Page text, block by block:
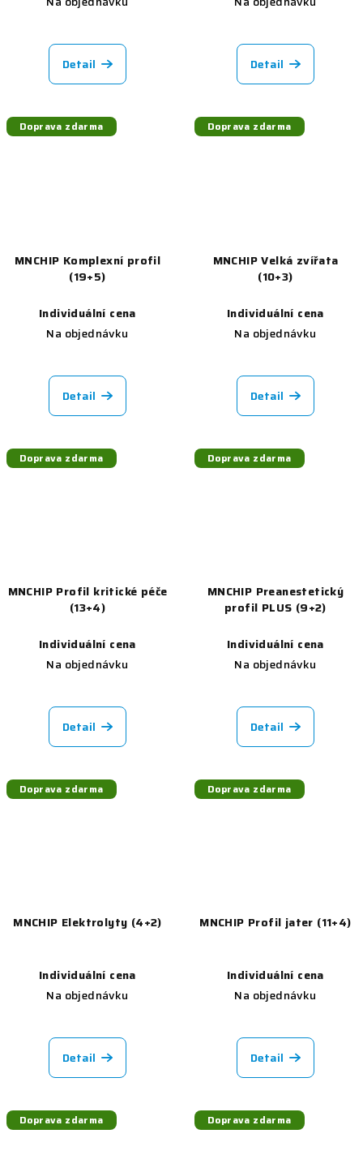
Detail Detail
Doprava zdarma
MNCHIP Komplexní profil
(19+5)
Individuální cena
Na objednávku
Detail
Doprava zdarma
MNCHIP Velká zvířata
(10+3)
Individuální cena
Na objednávku
Detail
Doprava zdarma
MNCHIP Profil kritické péče
(13+4)
Individuální cena
Na objednávku
Detail
Doprava zdarma
MNCHIP Preanestetický
profil PLUS (9+2)
Individuální cena
Na objednávku
Detail
Doprava zdarma
MNCHIP Elektrolyty (4+2)
Individuální cena
Na objednávku
Detail
Doprava zdarma
MNCHIP Profil jater (11+4)
Individuální cena
Na objednávku
Detail
Doprava zdarma Doprava zdarma